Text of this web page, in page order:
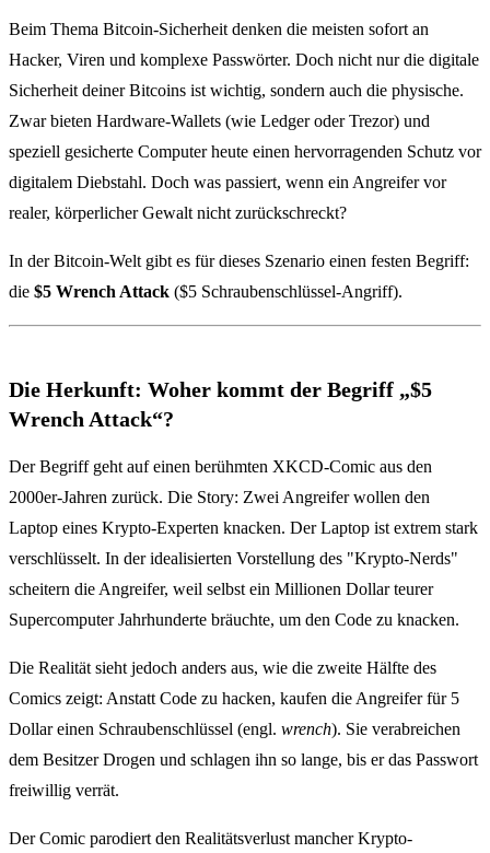
Beim Thema Bitcoin-Sicherheit denken die meisten sofort an
Hacker, Viren und komplexe Passwörter. Doch nicht nur die digitale
Sicherheit deiner Bitcoins ist wichtig, sondern auch die physische.
Zwar bieten Hardware-Wallets (wie Ledger oder Trezor) und
speziell gesicherte Computer heute einen hervorragenden Schutz vor
digitalem Diebstahl. Doch was passiert, wenn ein Angreifer vor
realer, körperlicher Gewalt nicht zurückschreckt?
In der Bitcoin-Welt gibt es für dieses Szenario einen festen Begriff:
die $5 Wrench Attack ($5 Schraubenschlüssel-Angriff).
Die Herkunft: Woher kommt der Begriff „$5
Wrench Attack“?
Der Begriff geht auf einen berühmten XKCD-Comic aus den
2000er-Jahren zurück. Die Story: Zwei Angreifer wollen den
Laptop eines Krypto-Experten knacken. Der Laptop ist extrem stark
verschlüsselt. In der idealisierten Vorstellung des "Krypto-Nerds"
scheitern die Angreifer, weil selbst ein Millionen Dollar teurer
Supercomputer Jahrhunderte bräuchte, um den Code zu knacken.
Die Realität sieht jedoch anders aus, wie die zweite Hälfte des
Comics zeigt: Anstatt Code zu hacken, kaufen die Angreifer für 5
Dollar einen Schraubenschlüssel (engl. wrench). Sie verabreichen
dem Besitzer Drogen und schlagen ihn so lange, bis er das Passwort
freiwillig verrät.
Der Comic parodiert den Realitätsverlust mancher Krypto-